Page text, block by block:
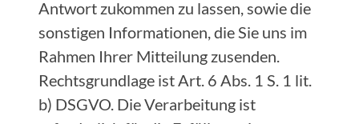
Antwort zukommen zu lassen, sowie die
sonstigen Informationen, die Sie uns im
Rahmen Ihrer Mitteilung zusenden.
Rechtsgrundlage ist Art. 6 Abs. 1 S. 1 lit.
b) DSGVO. Die Verarbeitung ist